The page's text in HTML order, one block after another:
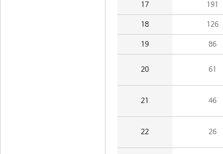
17 191
18 126
19 86
20 61
21 46
22 26